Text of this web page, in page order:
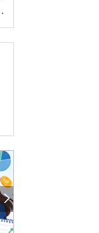
감투표용지